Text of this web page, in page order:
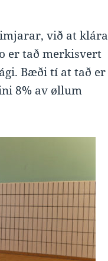
við at klára
er tað merkisvert
Bæði tí at tað er
8% av øllum